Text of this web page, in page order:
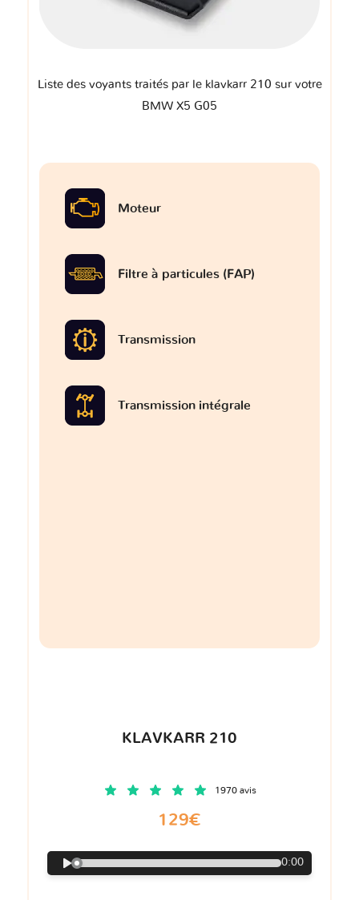
Liste des voyants traités par le klavkarr 210 sur votre
BMW X5 G05
Moteur
Filtre à particules (FAP)
Transmission
Transmission intégrale
KLAVKARR 210
1970 avis
129€
0:00